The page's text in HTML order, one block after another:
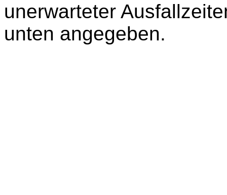
unerwarteter
unten angegeben.